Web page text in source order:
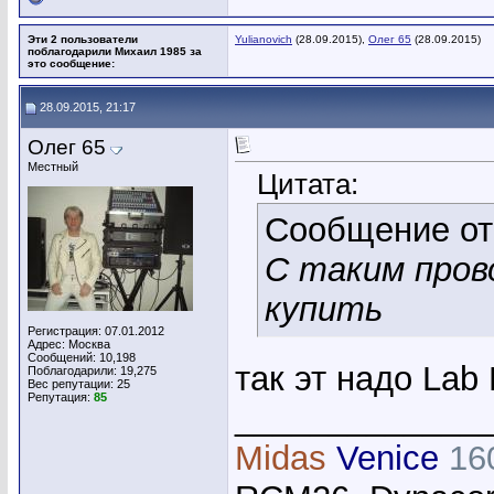
Эти 2 пользователи
поблагодарили Михаил 1985 за
это сообщение:
Yulianovich (28.09.2015), Олег 65 (28.09.2015)
28.09.2015, 21:17
Олег 65
Местный
Регистрация: 07.01.2012
Адрес: Москва
Сообщений: 10,198
Поблагодарили: 19,275
Вес репутации: 25
Репутация: 85
Цитата:
Сообщение
С таким
купить
так эт надо
Midas Venice